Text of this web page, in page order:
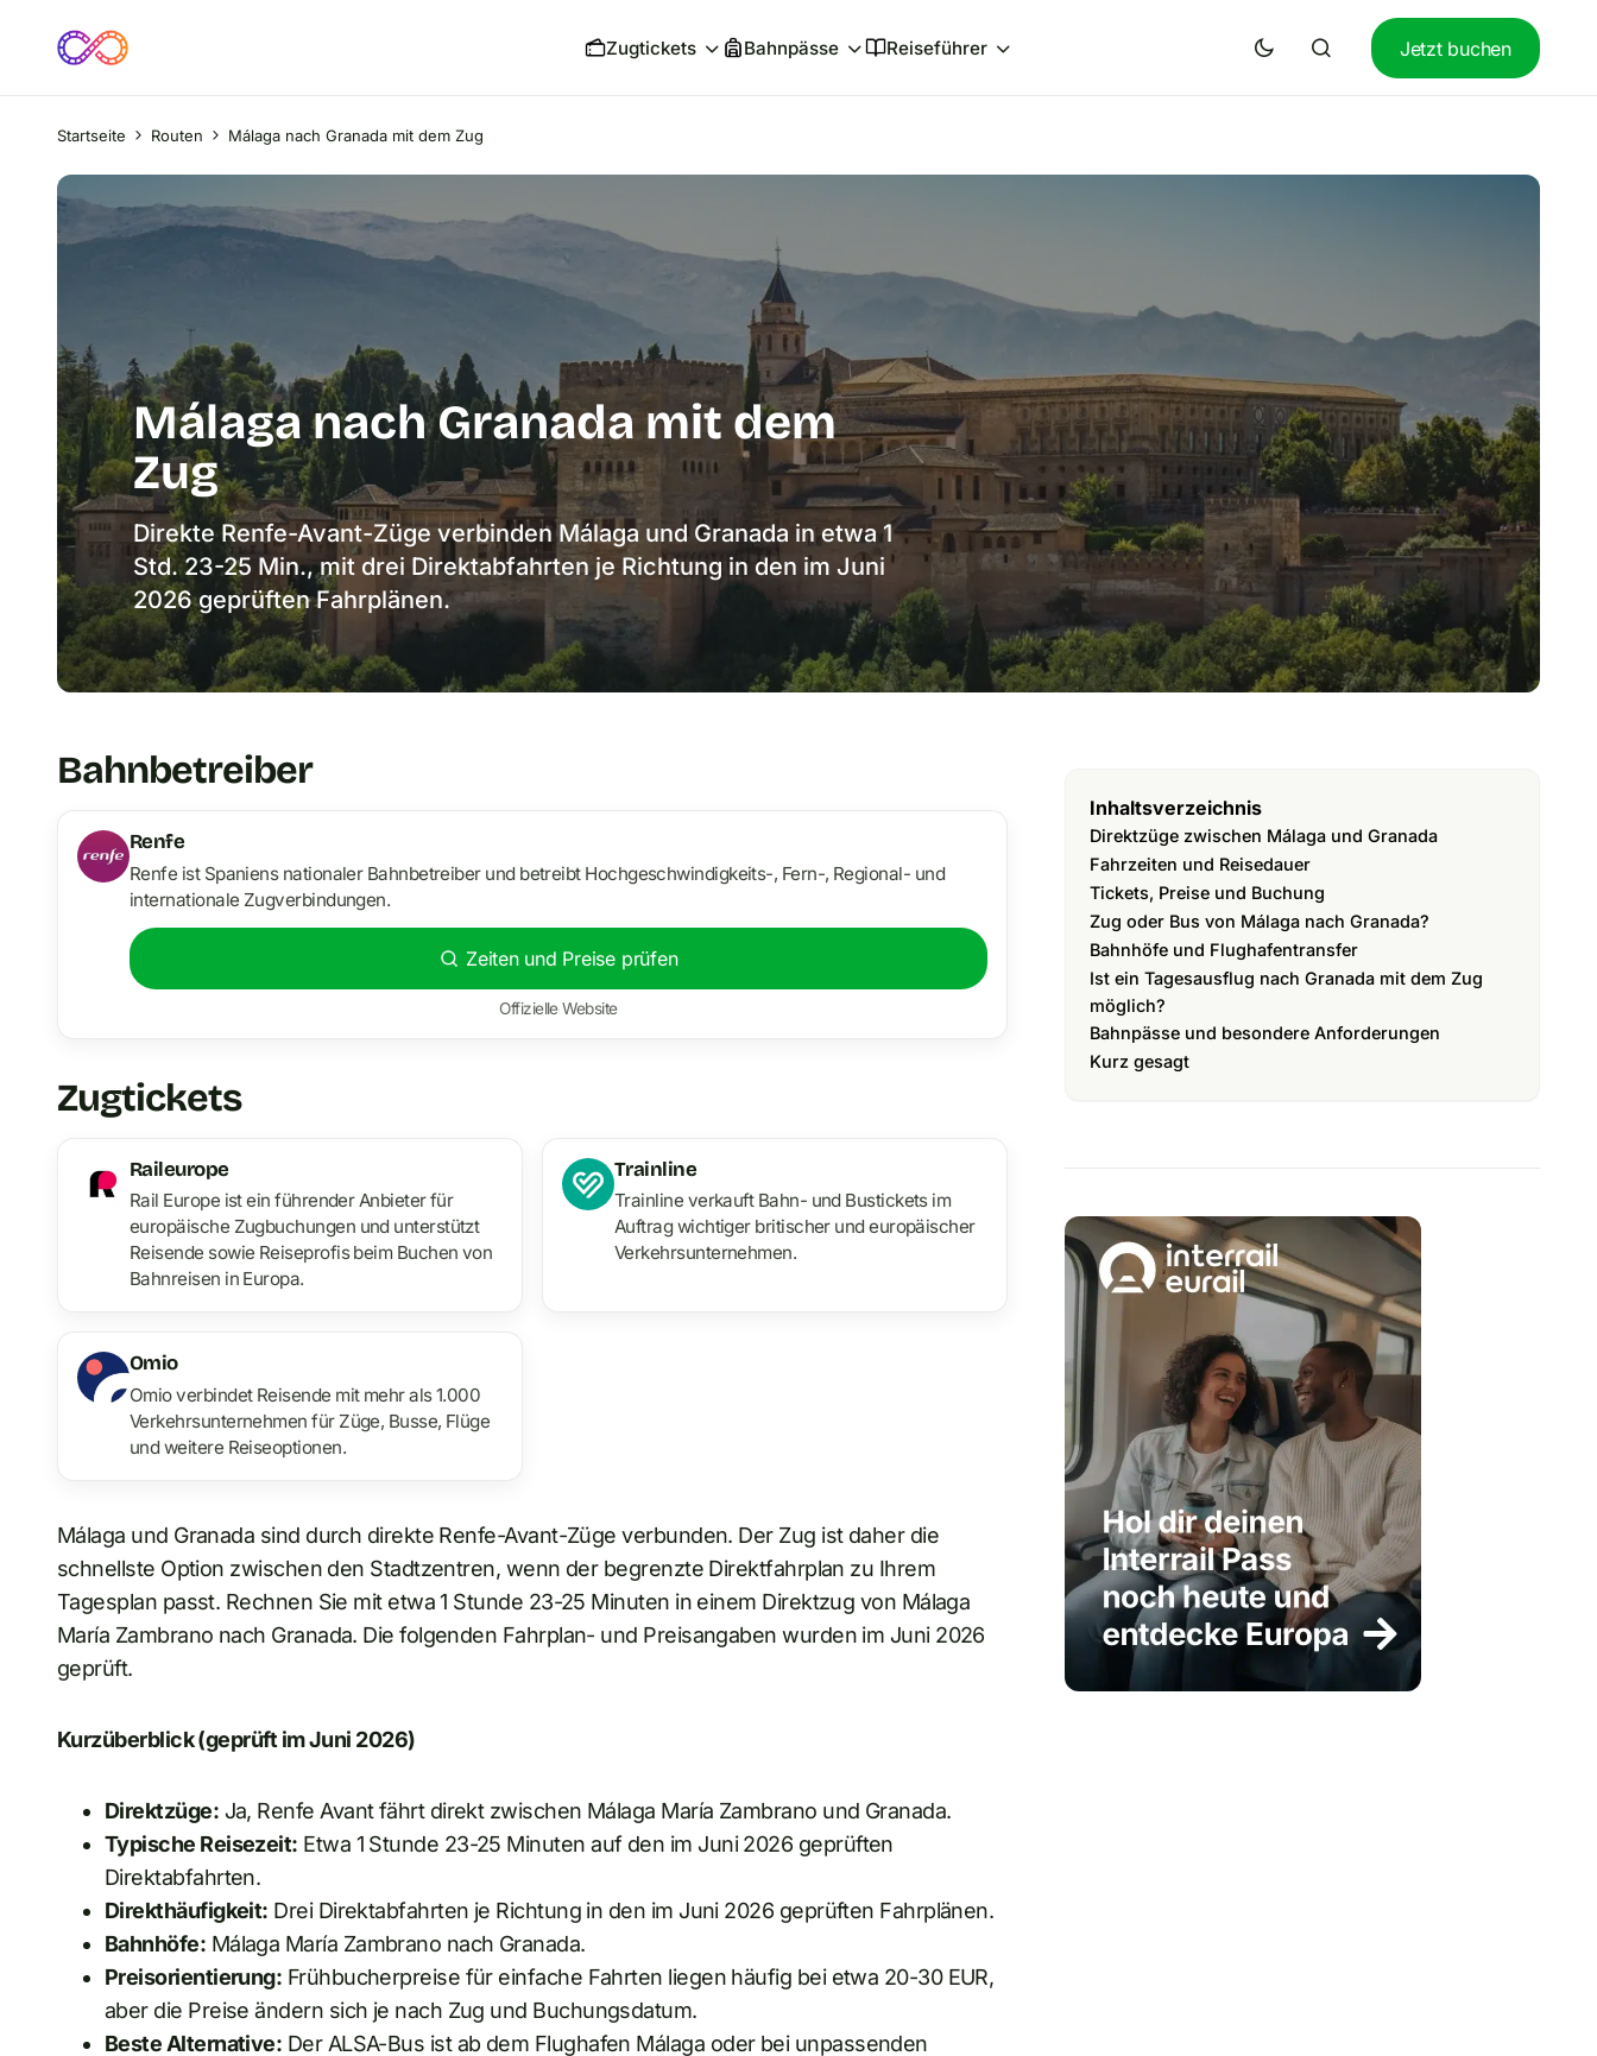
Zugtickets Bahnpässe Reiseführer Jetzt buchen
Startseite Routen Málaga nach Granada mit dem Zug
Málaga nach Granada mit dem
Zug
Direkte Renfe-Avant-Züge verbinden Málaga und Granada in etwa 1
Std. 23-25 Min., mit drei Direktabfahrten je Richtung in den im Juni
2026 geprüften Fahrplänen.
Bahnbetreiber
Renfe
Renfe ist Spaniens nationaler Bahnbetreiber und betreibt Hochgeschwindigkeits-, Fern-, Regional- und
internationale Zugverbindungen.
Zeiten und Preise prüfen
Offizielle Website
Zugtickets
Raileurope
Rail Europe ist ein führender Anbieter für
europäische Zugbuchungen und unterstützt
Reisende sowie Reiseprofis beim Buchen von
Bahnreisen in Europa.
Trainline
Trainline verkauft Bahn- und Bustickets im
Auftrag wichtiger britischer und europäischer
Verkehrsunternehmen.
Omio
Omio verbindet Reisende mit mehr als 1.000
Verkehrsunternehmen für Züge, Busse, Flüge
und weitere Reiseoptionen.
Málaga und Granada sind durch direkte Renfe-Avant-Züge verbunden. Der Zug ist daher die
schnellste Option zwischen den Stadtzentren, wenn der begrenzte Direktfahrplan zu Ihrem
Tagesplan passt. Rechnen Sie mit etwa 1 Stunde 23-25 Minuten in einem Direktzug von Málaga
María Zambrano nach Granada. Die folgenden Fahrplan- und Preisangaben wurden im Juni 2026
geprüft.
Kurzüberblick (geprüft im Juni 2026)
Direktzüge: Ja, Renfe Avant fährt direkt zwischen Málaga María Zambrano und Granada.
Typische Reisezeit: Etwa 1 Stunde 23-25 Minuten auf den im Juni 2026 geprüften
Direktabfahrten.
Direkthäufigkeit: Drei Direktabfahrten je Richtung in den im Juni 2026 geprüften Fahrplänen.
Bahnhöfe: Málaga María Zambrano nach Granada.
Preisorientierung: Frühbucherpreise für einfache Fahrten liegen häufig bei etwa 20-30 EUR,
aber die Preise ändern sich je nach Zug und Buchungsdatum.
Beste Alternative: Der ALSA-Bus ist ab dem Flughafen Málaga oder bei unpassenden
Inhaltsverzeichnis
Direktzüge zwischen Málaga und Granada
Fahrzeiten und Reisedauer
Tickets, Preise und Buchung
Zug oder Bus von Málaga nach Granada?
Bahnhöfe und Flughafentransfer
Ist ein Tagesausflug nach Granada mit dem Zug
möglich?
Bahnpässe und besondere Anforderungen
Kurz gesagt